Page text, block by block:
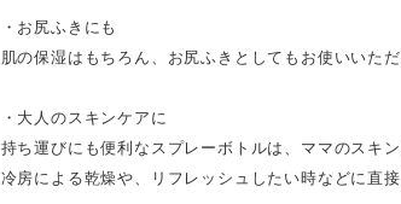
・お尻ふきにも
肌の保湿はもちろん、お尻ふきとしてもお使いいただ
・大人のスキンケアに
持ち運びにも便利なスプレーボトルは、ママのスキ
冷房による乾燥や、リフレッシュしたい時などに直